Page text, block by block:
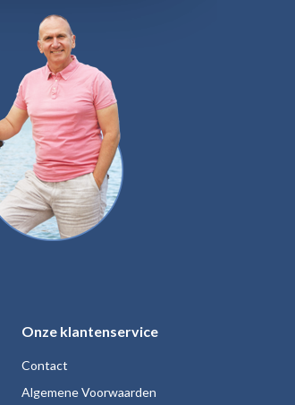
Onze klantenservice
Contact
Algemene Voorwaarden